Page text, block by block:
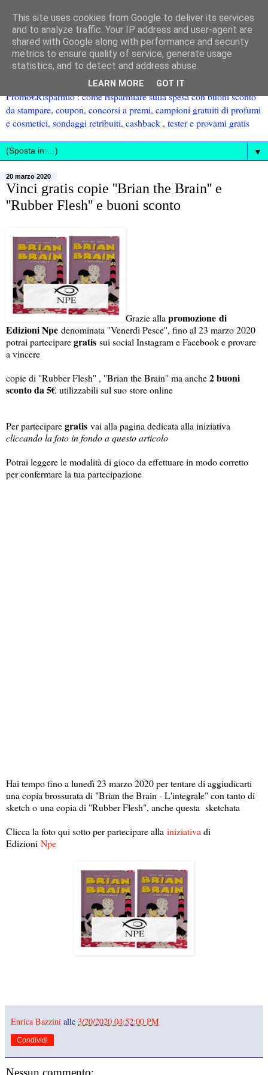
Promo€Risparmio : come risparmiare sulla spesa con buoni sconto
da stampare, coupon, concorsi a premi, campioni gratuiti di profumi
e cosmetici, sondaggi retribuiti, cashback , tester e provami gratis
▼
20 marzo 2020
Vinci gratis copie ''Brian the Brain'' e
''Rubber Flesh'' e buoni sconto
Grazie alla promozione di
Edizioni Npe denominata ''Venerdì Pesce'', fino al 23 marzo 2020
potrai parteciparegratis sui social Instagram e Facebook e provare
a vincere
copie di ''Rubber Flesh'' , ''Brian the Brain'' ma anche2 buoni
sconto da 5€ utilizzabili sul suo store online
Per parteciparegratis vai alla pagina dedicata alla iniziativa
cliccando la foto in fondo a questo articolo
Potrai leggere le modalità di gioco da effettuare in modo corretto
per confermare la tua partecipazione
Hai tempo fino a lunedì 23 marzo 2020 per tentare di aggiudicarti
una copia brossurata di "Brian the Brain - L'integrale" con tanto di
sketch o una copia di "Rubber Flesh", anche questa sketchata
Clicca la foto qui sotto per partecipare alla iniziativa di
Edizioni Npe
Enrica Bazzini alle 3/20/2020 04:52:00 PM
Condividi
Nessun commento:
This site uses cookies from Google to deliver its services
and to analyze traffic. Your IP address and user-agent are
shared with Google along with performance and security
metrics to ensure quality of service, generate usage
statistics, and to detect and address abuse.
LEARN MORE GOT IT